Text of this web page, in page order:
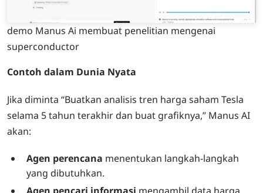
demo Manus Ai membuat penelitian mengenai
superconductor
Contoh dalam Dunia Nyata
Jika diminta “Buatkan analisis tren harga saham Tesla
selama 5 tahun terakhir dan buat grafiknya,” Manus AI
akan:
Agen perencana menentukan langkah-langkah
yang dibutuhkan.